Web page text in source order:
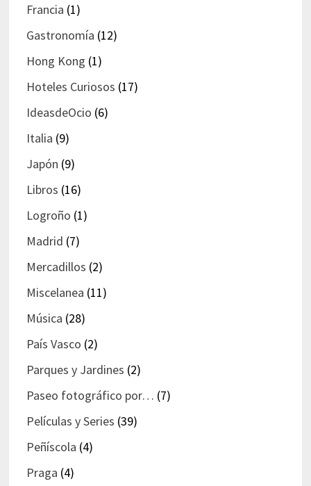
Francia (1)
Gastronomía (12)
Hong Kong (1)
Hoteles Curiosos (17)
IdeasdeOcio (6)
Italia (9)
Japón (9)
Libros (16)
Logroño (1)
Madrid (7)
Mercadillos (2)
Miscelanea (11)
Música (28)
País Vasco (2)
Parques y Jardines (2)
Paseo fotográfico por… (7)
Películas y Series (39)
Peñíscola (4)
Praga (4)